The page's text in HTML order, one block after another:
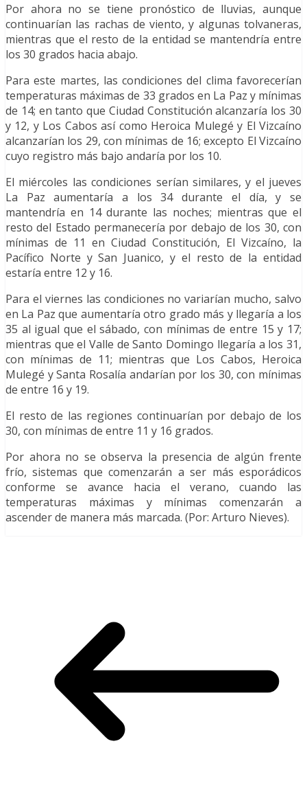
Por ahora no se tiene pronóstico de lluvias, aunque
continuarían las rachas de viento, y algunas tolvaneras,
mientras que el resto de la entidad se mantendría entre
los 30 grados hacia abajo.
Para este martes, las condiciones del clima favorecerían
temperaturas máximas de 33 grados en La Paz y mínimas
de 14; en tanto que Ciudad Constitución alcanzaría los 30
y 12, y Los Cabos así como Heroica Mulegé y El Vizcaíno
alcanzarían los 29, con mínimas de 16; excepto El Vizcaíno
cuyo registro más bajo andaría por los 10.
El miércoles las condiciones serían similares, y el jueves
La Paz aumentaría a los 34 durante el día, y se
mantendría en 14 durante las noches; mientras que el
resto del Estado permanecería por debajo de los 30, con
mínimas de 11 en Ciudad Constitución, El Vizcaíno, la
Pacífico Norte y San Juanico, y el resto de la entidad
estaría entre 12 y 16.
Para el viernes las condiciones no variarían mucho, salvo
en La Paz que aumentaría otro grado más y llegaría a los
35 al igual que el sábado, con mínimas de entre 15 y 17;
mientras que el Valle de Santo Domingo llegaría a los 31,
con mínimas de 11; mientras que Los Cabos, Heroica
Mulegé y Santa Rosalía andarían por los 30, con mínimas
de entre 16 y 19.
El resto de las regiones continuarían por debajo de los
30, con mínimas de entre 11 y 16 grados.
Por ahora no se observa la presencia de algún frente
frío, sistemas que comenzarán a ser más esporádicos
conforme se avance hacia el verano, cuando las
temperaturas máximas y mínimas comenzarán a
ascender de manera más marcada. (Por: Arturo Nieves).